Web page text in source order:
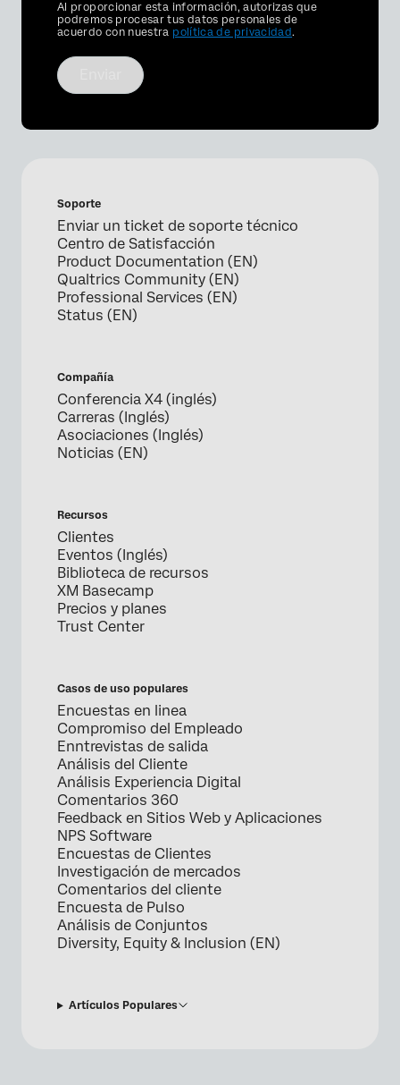
Privacy
Optin
Al proporcionar esta información, autorizas que
podremos procesar tus datos personales de
acuerdo con nuestra política de privacidad.
Soporte
Enviar un ticket de soporte técnico
Centro de Satisfacción
Product Documentation (EN)
Qualtrics Community (EN)
Professional Services (EN)
Status (EN)
Compañía
Conferencia X4 (inglés)
Carreras (Inglés)
Asociaciones (Inglés)
Noticias (EN)
Recursos
Clientes
Eventos (Inglés)
Biblioteca de recursos
XM Basecamp
Precios y planes
Trust Center
Casos de uso populares
Encuestas en linea
Compromiso del Empleado
Enntrevistas de salida
Análisis del Cliente
Análisis Experiencia Digital
Comentarios 360
Feedback en Sitios Web y Aplicaciones
NPS Software
Encuestas de Clientes
Investigación de mercados
Comentarios del cliente
Encuesta de Pulso
Análisis de Conjuntos
Diversity, Equity & Inclusion (EN)
Artículos Populares